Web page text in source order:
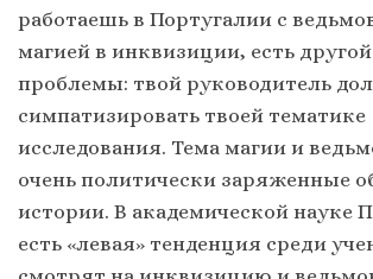
работаешь в Португалии с
магией в инквизиции, есть
проблемы: твой руководитель
симпатизировать твоей тематике
исследования. Тема магии и
очень политически заряженные
истории. В академической науке
есть «левая» тенденция среди